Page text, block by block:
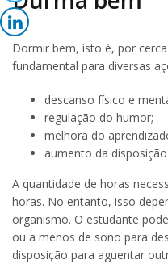
Dormir bem, isto é, por
fundamental para diversas
descanso físico e
regulação do humor;
melhora do
aumento da
A quantidade de horas
horas. No entanto, isso
organismo. O estudante
ou a menos de sono para
disposição para aguentar